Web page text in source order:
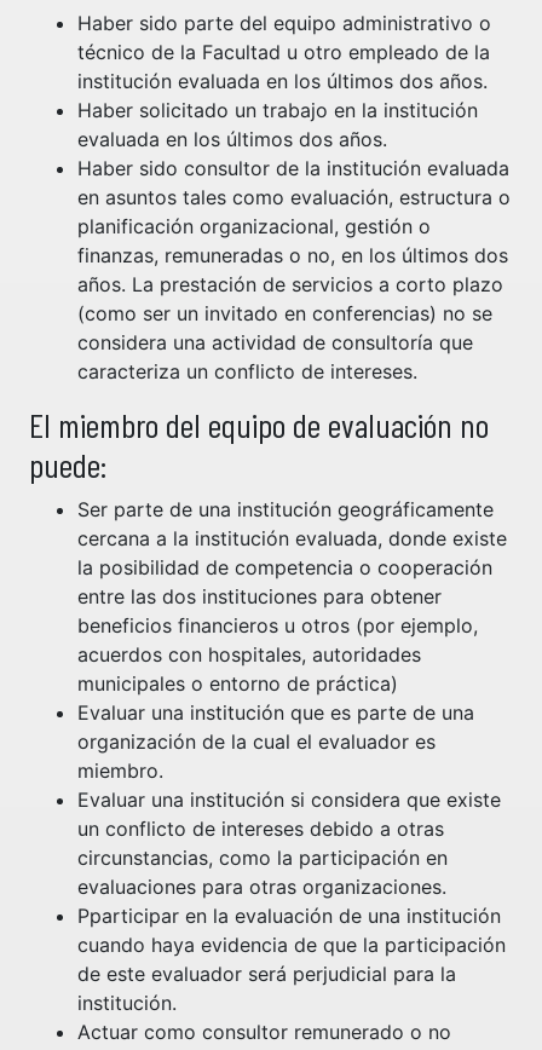
Haber sido parte del equipo administrativo o
técnico de la Facultad u otro empleado de la
institución evaluada en los últimos dos años.
Haber solicitado un trabajo en la institución
evaluada en los últimos dos años.
Haber sido consultor de la institución evaluada
en asuntos tales como evaluación, estructura o
planificación organizacional, gestión o
finanzas, remuneradas o no, en los últimos dos
años. La prestación de servicios a corto plazo
(como ser un invitado en conferencias) no se
considera una actividad de consultoría que
caracteriza un conflicto de intereses.
El miembro del equipo de evaluación no
puede:
Ser parte de una institución geográficamente
cercana a la institución evaluada, donde existe
la posibilidad de competencia o cooperación
entre las dos instituciones para obtener
beneficios financieros u otros (por ejemplo,
acuerdos con hospitales, autoridades
municipales o entorno de práctica)
Evaluar una institución que es parte de una
organización de la cual el evaluador es
miembro.
Evaluar una institución si considera que existe
un conflicto de intereses debido a otras
circunstancias, como la participación en
evaluaciones para otras organizaciones.
Pparticipar en la evaluación de una institución
cuando haya evidencia de que la participación
de este evaluador será perjudicial para la
institución.
Actuar como consultor remunerado o no